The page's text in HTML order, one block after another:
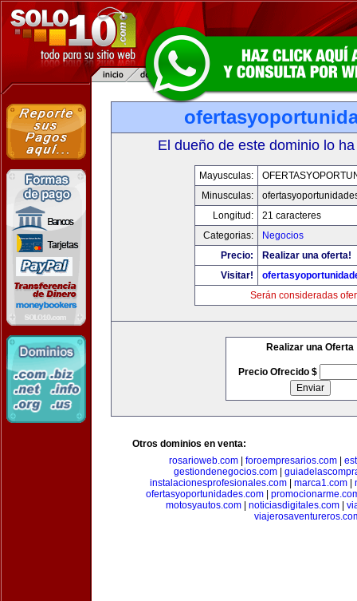
El dueño de este dominio lo
Mayusculas:
Minusculas:
Longitud:
21 caracteres
Categorias:
Negocios
Precio:
Realizar una oferta!
Visitar!
Serán consideradas
Realizar una Oferta
Precio Ofrecido $
Otros dominios en venta:
rosarioweb.com
foroempresarios.com
gestiondenegocios.com
instalacionesprofesionales.com| marca1.com|
ofertasyoportunidades.com
motosyautos.com
noticiasdigitales.com